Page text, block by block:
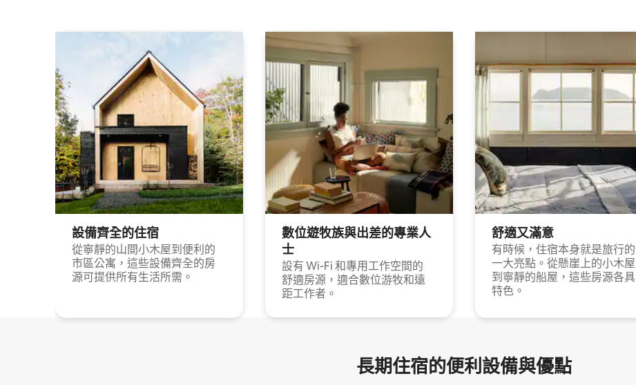
設備齊全的住宿
從寧靜的山間小木屋到便利的
市區公寓，這些設備齊全的房
源可提供所有生活所需。
數位遊牧族與出差的專業人
士
設有 Wi-Fi 和專用工作空間的
舒適房源，適合數位游牧和遠
距工作者。
舒適又滿意
有時候，住宿本身就是旅行的
一大亮點。從懸崖上的小木屋
到寧靜的船屋，這些房源各具
特色。
長期住宿的便利設備與優點